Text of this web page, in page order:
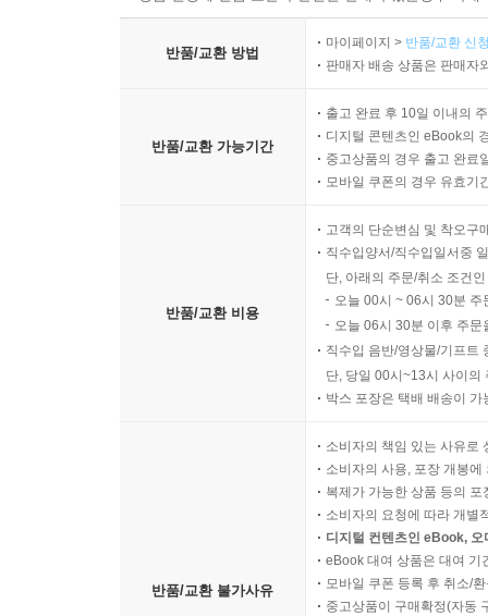
반품/교환 방법
마이페이지 > 반품/교환 신
판매자 배송 상품은 판매자
반품/교환 가능기간
출고 완료 후 10일 이내의
디지털 콘텐츠인 eBook의
중고상품의 경우 출고 완료
모바일 쿠폰의 경우 유효기
반품/교환 비용
고객의 단순변심 및 착오구
직수입양서/직수입일서중
단, 아래의 주문/취소 조건
오늘 00시 ~ 06시 30분
오늘 06시 30분 이후 주
직수입 음반/영상물/기프트
단, 당일 00시~13시 사이의
박스 포장은 택배 배송이
반품/교환 불가사유
소비자의 책임 있는 사유로
소비자의 사용, 포장 개봉
복제가 가능한 상품 등의
소비자의 요청에 따라 개별
디지털 컨텐츠인 eBook,
eBook 대여 상품은 대여 기
모바일 쿠폰 등록 후 취소/
중고상품이 구매확정(자동